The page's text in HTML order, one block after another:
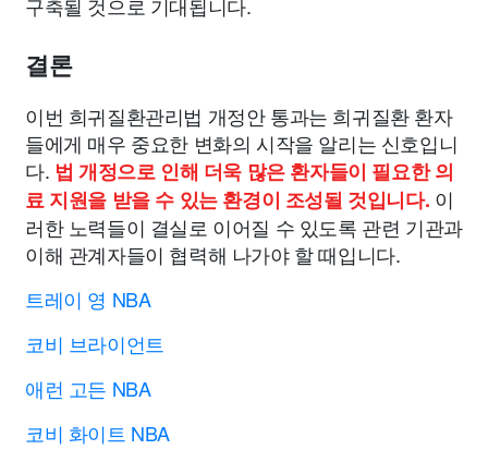
결론
이번 희귀질환관리법 개정안 통과는 희귀질환 환자
들에게 매우 중요한 변화의 시작을 알리는 신호입니
다. 법 개정으로 인해 더욱 많은 환자들이 필요한 의
료 지원을 받을 수 있는 환경이 조성될 것입니다. 이
러한 노력들이 결실로 이어질 수 있도록 관련 기관과
이해 관계자들이 협력해 나가야 할 때입니다.
트레이 영 NBA
코비 브라이언트
애런 고든 NBA
코비 화이트 NBA